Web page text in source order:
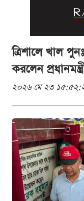
ত্রিশালে খাল
করলেন
২০২৬ মে ২৩